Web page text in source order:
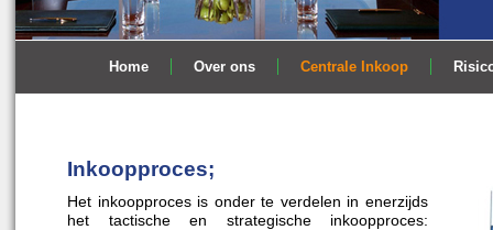
Home Over ons Centrale Inkoop
Inkoopproces;
Het inkoopproces is onder te verdelen in enerzijds
het tactische en strategische inkoopproces: